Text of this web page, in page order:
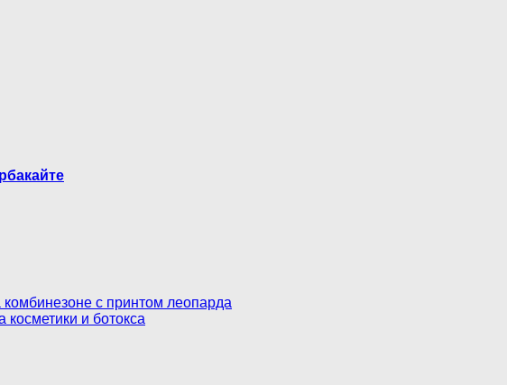
с принтом леопарда
и ботокса